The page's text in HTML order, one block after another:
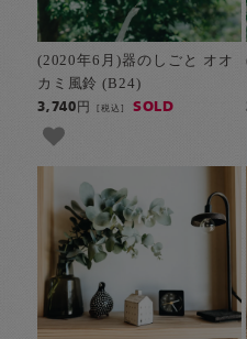
(2020年6月)器のしごと オオ
カミ風鈴 (B24)
3,740円[税込] SOLD